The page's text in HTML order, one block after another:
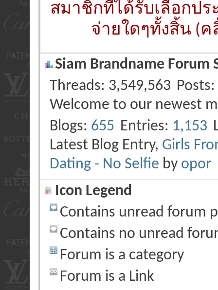
สมาชิกที่ได้รับเลือกป
จ่ายใดๆทั้งสิ้น (
Siam Brandname Forum
Threads 3,549,563 Posts
Welcome to our newest
Blogs 655 Entries 1,153
Latest Blog Entry, Girls
Dating - No Selfie by opor
Icon Legend
Contains unread forum
Contains no unread
Forum is a category
Forum is a Link